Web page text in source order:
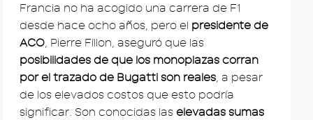
Francia no ha acogido una carrera de F1
desde hace ocho años, pero el presidente de
ACO, Pierre Fillon, aseguró que las
posibilidades de que los monoplazas corran
por el trazado de Bugatti son reales, a pesar
de los elevados costos que esto podría
significar. Son conocidas las elevadas sumas